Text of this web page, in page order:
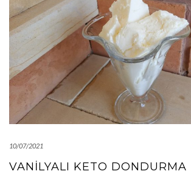
10/07/2021
VANILYALI KETO DONDURMA